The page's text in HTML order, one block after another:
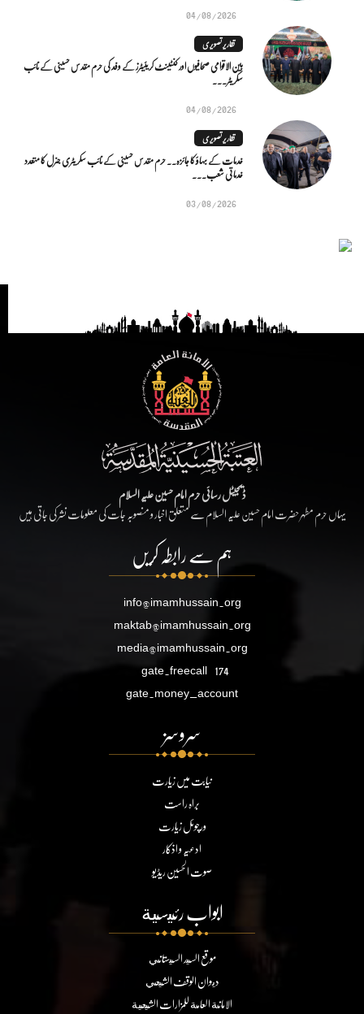
04/08/2026
تقاریر تصویری
بین الاقوامی صحافیوں اور کنٹینٹ کریئیٹرز کے وفد کی حرم مقدس حسینی کے نائب
سکریٹر...
04/08/2026
تقاریر تصویری
خدمات کے بہاؤ کا جائزہ.. حرم مقدس حسینی کے نائب سکریٹری جنرل کا متعدد
خدماتی شعب...
03/08/2026
ڈیجیٹل رسائی حرم امام حسین علیہ السلام
یہاں حرم مطہر حضرت امام حسین علیہ السلام سے متعلق اخبار و منصوبہ جات کی معلومات نشر کی جاتی ہیں
ہم سے رابطہ کریں
info@imamhussain.org
maktab@imamhussain.org
media@imamhussain.org
gate.freecall 174
gate.money_account
سروسز
نیابت میں زیارت
براہ راست
ورچوئل زیارت
ادعیہ و اذکار
صوت الحسین ریڈیو
ابواب رئيسية
موقع السيد السيستاني
ديوان الوقف الشيعي
الامانة العامة للمزارات الشيعية